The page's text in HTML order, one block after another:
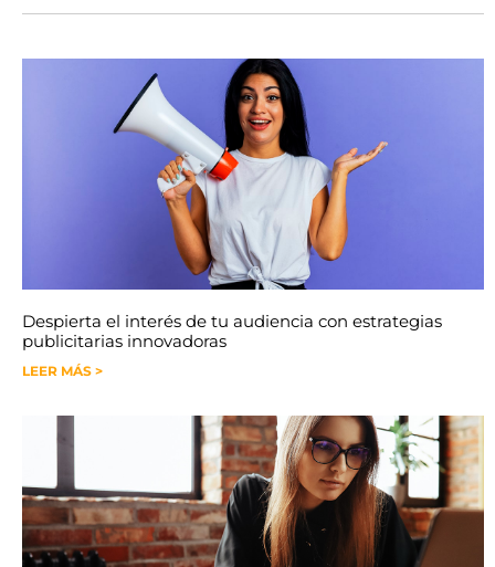
Despierta el interés de tu audiencia con estrategias
publicitarias innovadoras
LEER MÁS >